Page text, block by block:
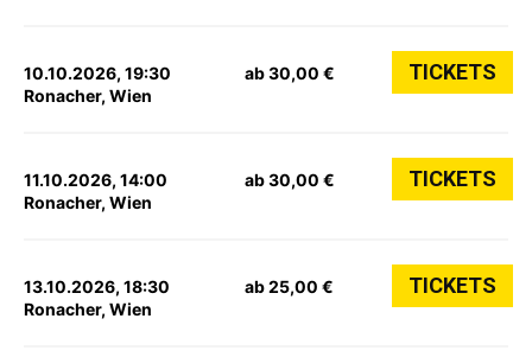
10.10.2026, 19:30
Ronacher, Wien
ab 30,00 € TICKETS
11.10.2026, 14:00
Ronacher, Wien
ab 30,00 € TICKETS
13.10.2026, 18:30
Ronacher, Wien
ab 25,00 € TICKETS